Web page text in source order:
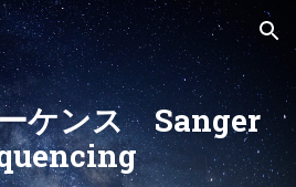
Skip to navigation
ケンス Sanger